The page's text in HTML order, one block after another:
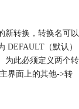
新转换，转换名可以
DEFAULT（默认）
为此必须定义两个转
界面上的其他->转